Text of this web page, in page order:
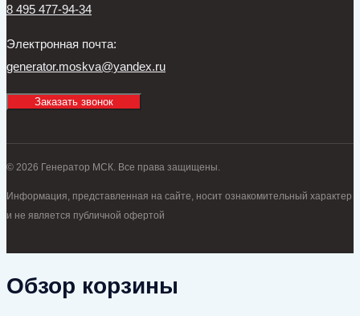
8 495 477-94-34
Электронная почта:
generator.moskva@yandex.ru
Заказать звонок
© 2026 Генератор МСК. Все права защищены.
Информация, представленная на сайте, носит ознакомительный характер
и не является публичной офертой
Обзор корзины